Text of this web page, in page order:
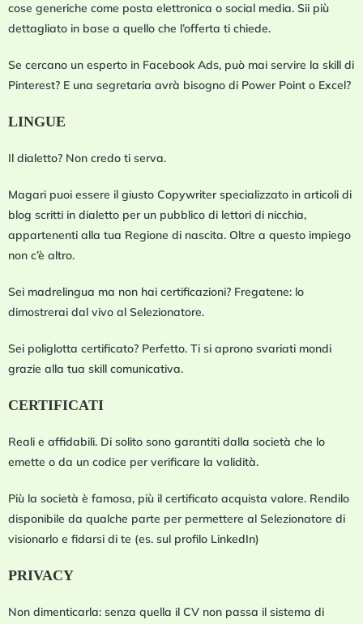
cose generiche come posta elettronica o social media. Sii più
dettagliato in base a quello che l’offerta ti chiede.
Se cercano un esperto in Facebook Ads, può mai servire la skill di
Pinterest? E una segretaria avrà bisogno di Power Point o Excel?
LINGUE
Il dialetto? Non credo ti serva.
Magari puoi essere il giusto Copywriter specializzato in articoli di
blog scritti in dialetto per un pubblico di lettori di nicchia,
appartenenti alla tua Regione di nascita. Oltre a questo impiego
non c’è altro.
Sei madrelingua ma non hai certificazioni? Fregatene: lo
dimostrerai dal vivo al Selezionatore.
Sei poliglotta certificato? Perfetto. Ti si aprono svariati mondi
grazie alla tua skill comunicativa.
CERTIFICATI
Reali e affidabili. Di solito sono garantiti dalla società che lo
emette o da un codice per verificare la validità.
Più la società è famosa, più il certificato acquista valore. Rendilo
disponibile da qualche parte per permettere al Selezionatore di
visionarlo e fidarsi di te (es. sul profilo LinkedIn)
PRIVACY
Non dimenticarla: senza quella il CV non passa il sistema di